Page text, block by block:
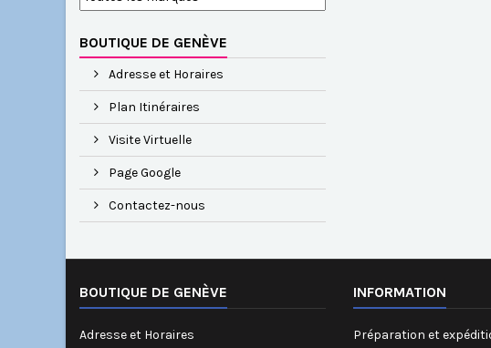
BOUTIQUE DE GENÈVE
Adresse et Horaires
Plan Itinéraires
Visite Virtuelle
Page Google
Contactez-nous
BOUTIQUE DE GENÈVE
Adresse et Horaires
INFORMATION
Préparation et